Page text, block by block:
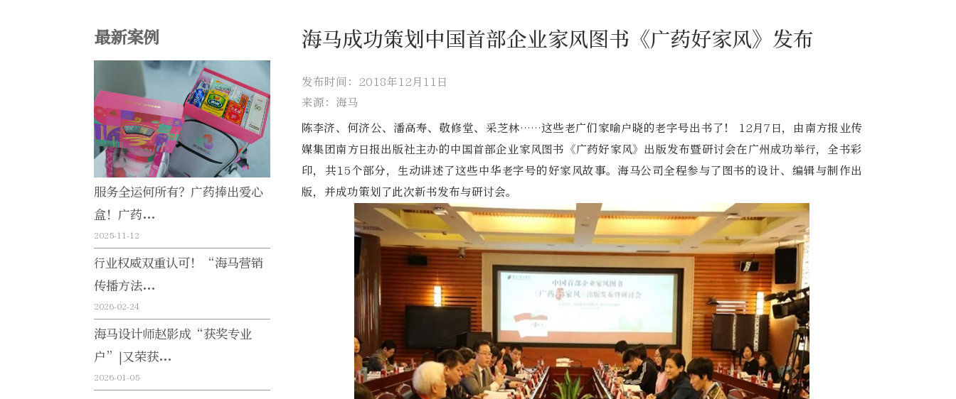
海马成功策划中国首部企业家风图书《广药好家风》发布
发布时间：2018年12月11日
来源：海马
陈李济、何济公、潘高寿、敬修堂、采芝林……这些老广们家喻户晓的老字号出书了！ 12月7日，由南方报业传
媒集团南方日报出版社主办的中国首部企业家风图书《广药好家风》出版发布暨研讨会在广州成功举行，全书彩
印，共15个部分，生动讲述了这些中华老字号的好家风故事。海马公司全程参与了图书的设计、编辑与制作出
版，并成功策划了此次新书发布与研讨会。
最新案例
服务全运何所有？广药捧出爱心
盒！广药...
2025-11-12
行业权威双重认可！“海马营销
传播方法...
2026-02-24
海马设计师赵影成“获奖专业
户”|又荣获...
2026-01-05